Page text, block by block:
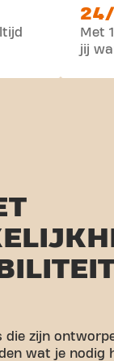
Met
jij
die zijn
wat je nodig